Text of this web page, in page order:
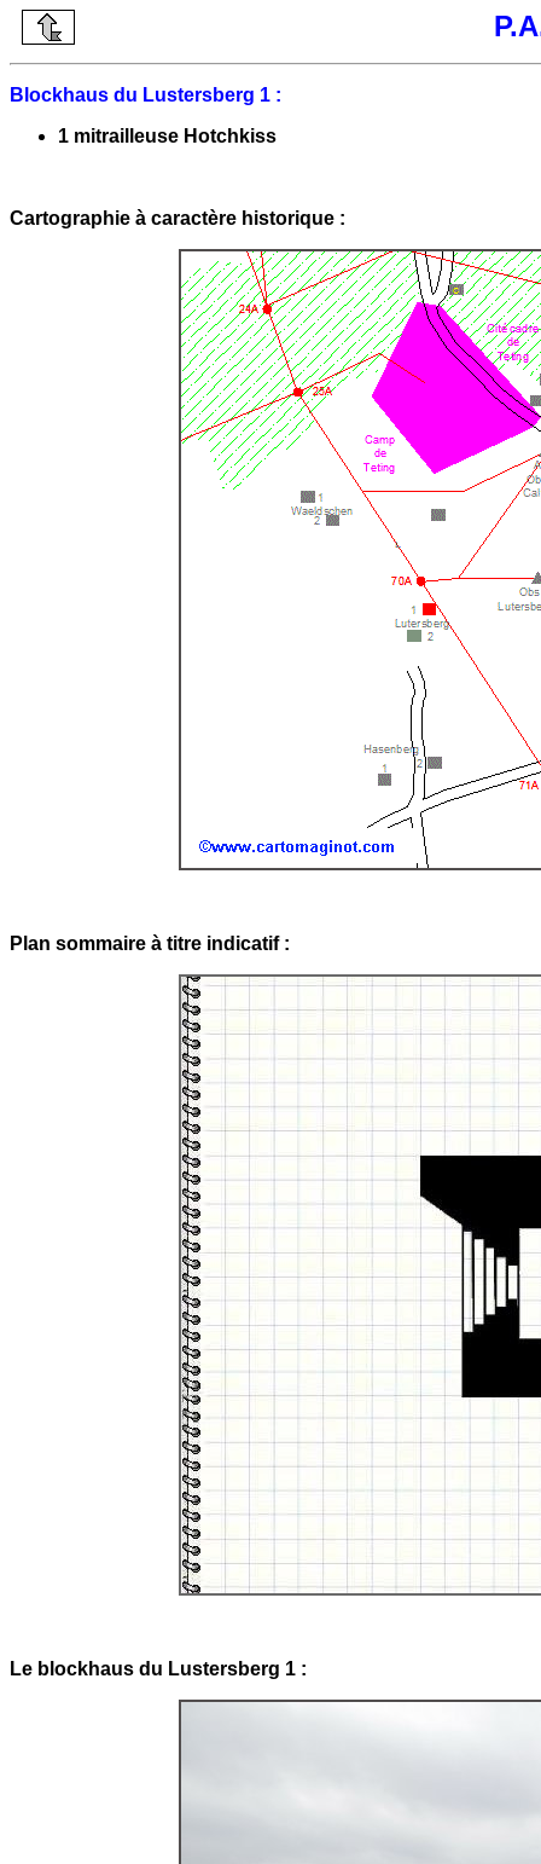
Blockhaus du Lustersberg 1 :
1 mitrailleuse Hotchkiss
Cartographie à caractère historique :
Plan sommaire à titre indicatif :
Le blockhaus du Lustersberg 1 :